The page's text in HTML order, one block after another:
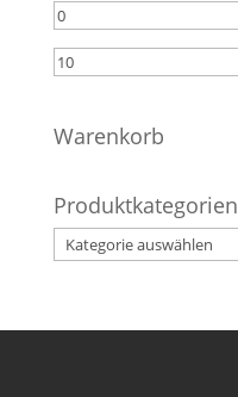
Min.
Warenkorb
Produktkategorien